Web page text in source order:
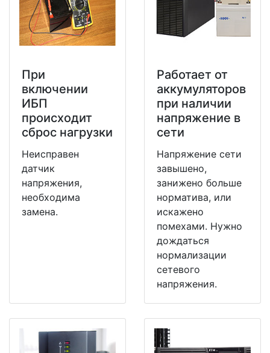
При
включении
ИБП
происходит
сброс нагрузки
Неисправен
датчик
напряжения,
необходима
замена.
Работает от
аккумуляторов
при наличии
напряжение в
сети
Напряжение сети
завышено,
занижено больше
норматива, или
искажено
помехами. Нужно
дождаться
нормализации
сетевого
напряжения.